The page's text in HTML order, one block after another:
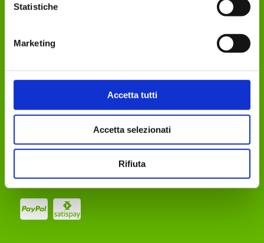
Statistiche
Marketing
Accetta tutti
Accetta selezionati
Rifiuta
Modifica consenso
Condizioni Generali di vendita
Resi e rimborsi
Seguici